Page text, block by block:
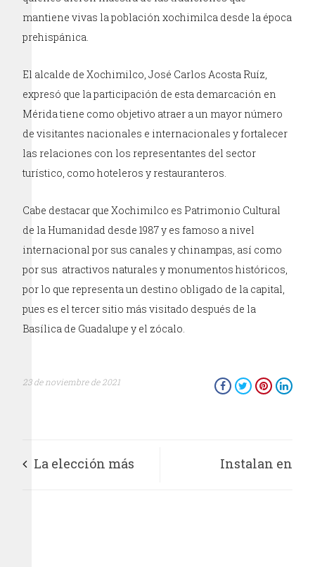
mantiene vivas la población xochimilca desde la época
prehispánica.
El alcalde de Xochimilco, José Carlos Acosta Ruíz,
expresó que la participación de esta demarcación en
Mérida tiene como objetivo atraer a un mayor número
de visitantes nacionales e internacionales y fortalecer
las relaciones con los representantes del sector
turístico, como hoteleros y restauranteros.
Cabe destacar que Xochimilco es Patrimonio Cultural
de la Humanidad desde 1987 y es famoso a nivel
internacional por sus canales y chinampas, así como
por sus atractivos naturales y monumentos históricos,
por lo que representa un destino obligado de la capital,
pues es el tercer sitio más visitado después de la
Basílica de Guadalupe y el zócalo.
23 de noviembre de 2021
La elección más Instalan en